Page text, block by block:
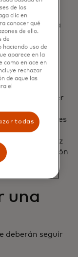
la incapacidad
mayorista
a la
que se
o viaje.
de
hacer cualquier
estar en
de sanciones
y / o
sociedad matriz
sanción
de
una
deberán seguir
de los
clic en
conocer qué
de ello.
de
uso de
aparece en la
como enlace en
rechazar
de aquellas
el
todas